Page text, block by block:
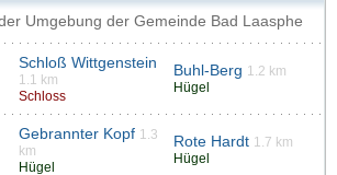
Umgebung der Gemeinde Bad Laasphe
Schloß Wittgenstein
1.1 km
Schloss
Buhl-Berg 1.2 km
Hügel
Gebrannter Kopf 1.3
km
Hügel
Rote Hardt 1.7 km
Hügel